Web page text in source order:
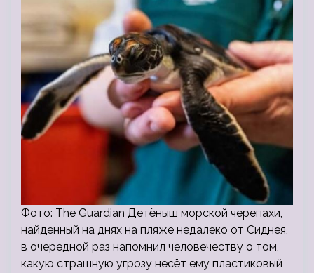
Фото: The Guardian Детёныш морской черепахи,
найденный на днях на пляже недалеко от Сиднея,
в очередной раз напомнил человечеству о том,
какую страшную угрозу несёт ему пластиковый